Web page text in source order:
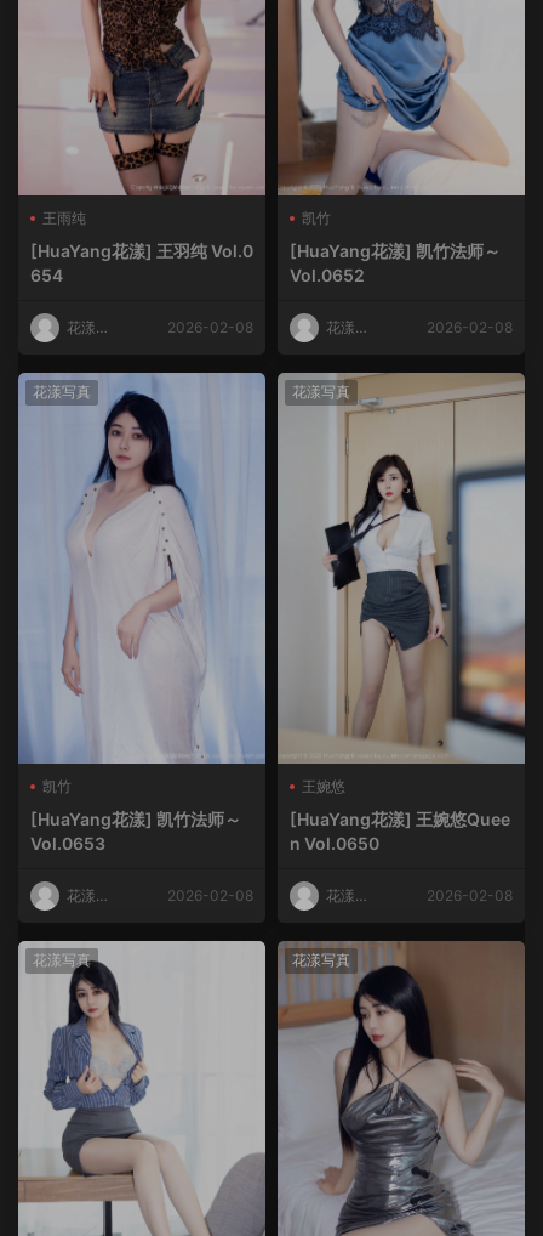
王雨纯
[HuaYang花漾] 王羽纯 Vol.0
654
花漾
2026-02-08
凯竹
[HuaYang花漾] 凯竹法师～
Vol.0652
花漾
2026-02-08
花漾写真
凯竹
[HuaYang花漾] 凯竹法师～
Vol.0653
花漾
2026-02-08
花漾写真
王婉悠
[HuaYang花漾] 王婉悠Quee
n Vol.0650
花漾
2026-02-08
花漾写真 花漾写真